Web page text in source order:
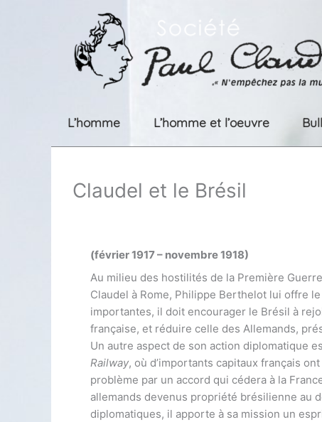
L’homme L’homme et l’oeuvre
Claudel et le Brésil
(février 1917 – novembre 1918)
Au milieu des hostilités de la Première
Claudel à Rome, Philippe Berthelot lui offre
importantes, il doit encourager le Brésil à
française, et réduire celle des Allemands,
Un autre aspect de son action diplomatique
Railway, où d’importants capitaux français
problème par un accord qui cédera à la
allemands devenus propriété brésilienne au
diplomatiques, il apporte à sa mission un